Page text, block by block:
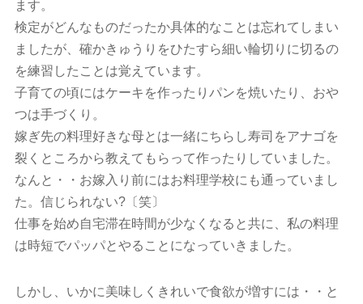
ます。
検定がどんなものだったか具体的なことは忘れてしまい
ましたが、確かきゅうりをひたすら細い輪切りに切るの
を練習したことは覚えています。
子育ての頃にはケーキを作ったりパンを焼いたり、おや
つは手づくり。
嫁ぎ先の料理好きな母とは一緒にちらし寿司をアナゴを
裂くところから教えてもらって作ったりしていました。
なんと・・お嫁入り前にはお料理学校にも通っていまし
た。信じられない?〔笑〕
仕事を始め自宅滞在時間が少なくなると共に、私の料理
は時短でパッパとやることになっていきました。
しかし、いかに美味しくきれいで食欲が増すには・・と